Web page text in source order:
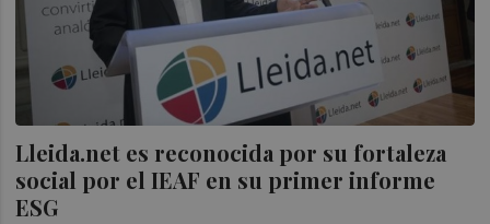
Lleida.net es reconocida por su fortaleza
social por el IEAF en su primer informe
ESG